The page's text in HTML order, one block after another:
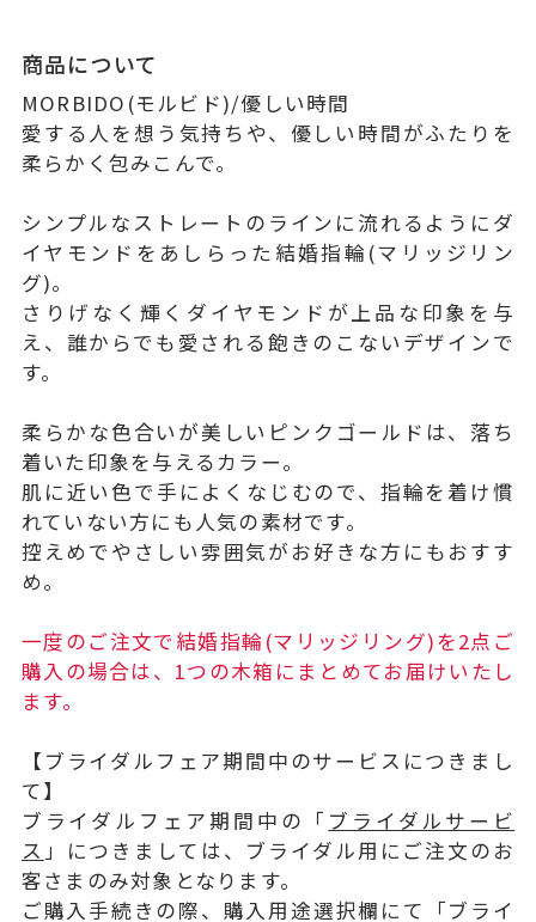
商品について
MORBIDO(モルビド)/優しい時間
愛する人を想う気持ちや、優しい時間がふたりを
柔らかく包みこんで。
シンプルなストレートのラインに流れるようにダ
イヤモンドをあしらった結婚指輪(マリッジリン
グ)。
さりげなく輝くダイヤモンドが上品な印象を与
え、誰からでも愛される飽きのこないデザインで
す。
柔らかな色合いが美しいピンクゴールドは、落ち
着いた印象を与えるカラー。
肌に近い色で手によくなじむので、指輪を着け慣
れていない方にも人気の素材です。
控えめでやさしい雰囲気がお好きな方にもおすす
め。
一度のご注文で結婚指輪(マリッジリング)を2点ご
購入の場合は、1つの木箱にまとめてお届けいたし
ます。
【ブライダルフェア期間中のサービスにつきまし
て】
ブライダルフェア期間中の「 ブライダルサービ
ス 」につきましては、ブライダル用にご注文のお
客さまのみ対象となります。
ご購入手続きの際、購入用途選択欄にて「ブライ